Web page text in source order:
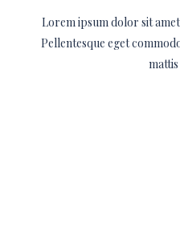
Lorem ipsum dolor sit
Pellentesque eget